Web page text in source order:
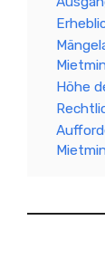
Höhe